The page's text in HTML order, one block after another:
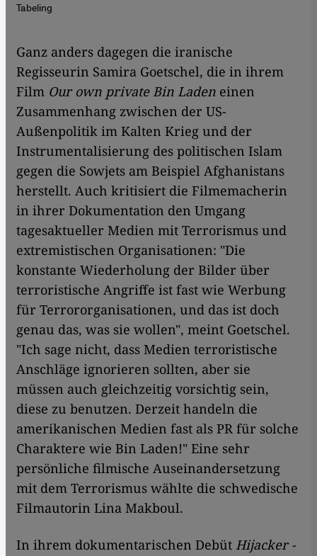
Tabeling
Ganz anders dagegen die iranische
Regisseurin Samira Goetschel, die in ihrem
Film Our own private Bin Laden einen
Zusammenhang zwischen der US-
Außenpolitik im Kalten Krieg und der
Instrumentalisierung des politischen Islam
gegen die Sowjets am Beispiel Afghanistans
herstellt. Auch kritisiert die Filmemacherin
in ihrer Dokumentation den Umgang
tagesaktueller Medien mit Terrorismus und
extremistischen Organisationen: "Die
konstante Wiederholung der Bilder über
terroristische Angriffe ist fast wie Werbung
für Terrororganisationen, und das ist doch
genau das, was sie wollen", meint Goetschel.
"Ich sage nicht, dass Medien terroristische
Anschläge ignorieren sollten, aber sie
müssen auch gleichzeitig vorsichtig sein,
diese zu benutzen. Derzeit handeln die
amerikanischen Medien fast als PR für solche
Charaktere wie Bin Laden!" Eine sehr
persönliche filmische Auseinandersetzung
mit dem Terrorismus wählte die schwedische
Filmautorin Lina Makboul.
In ihrem dokumentarischen Debüt Hijacker -